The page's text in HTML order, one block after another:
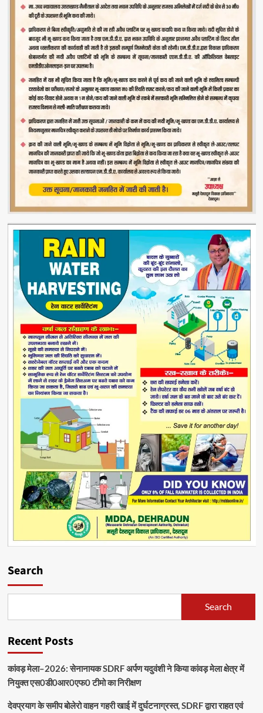
Search
Search
Recent Posts
कांवड़ मेला–2026: सेनानायक SDRF अर्पण यदुवंशी ने किया कांवड़ मेला क्षेत्र में
नियुक्त एस0डी0आर0एफ0 टीमो का निरीक्षण
देवप्रयाग के समीप बोलेरो वाहन गहरी खाई में दुर्घटनाग्रस्त, SDRF द्वारा राहत एवं